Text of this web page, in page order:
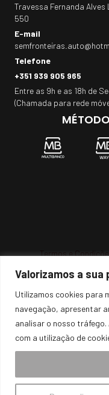
Valorizamos a sua
Utilizamos cookies para
navegação, apresentar
analisar o nosso
com a utilização de
Travessa Fernanda
550
E-mail
Telefone
+351 939 905 965
Entre as 9h e as 18h de
(Chamada para rede
Termos e